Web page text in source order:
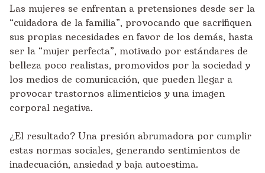
Las mujeres se enfrentan a pretensiones desde ser la
“cuidadora de la familia”, provocando que sacrifiquen
sus propias necesidades en favor de los demás, hasta
ser la “mujer perfecta”, motivado por estándares de
belleza poco realistas, promovidos por la sociedad y
los medios de comunicación, que pueden llegar a
provocar trastornos alimenticios y una imagen
corporal negativa.
¿El resultado? Una presión abrumadora por cumplir
estas normas sociales, generando sentimientos de
inadecuación, ansiedad y baja autoestima.